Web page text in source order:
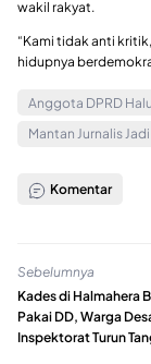
wakil rakyat.
“Kami tidak anti
hidupnya
Anggota DPRD
Mantan Jurnalis
Komentar
Sebelumnya
Kades di Halmahera
Pakai DD, Warga
Inspektorat Turun